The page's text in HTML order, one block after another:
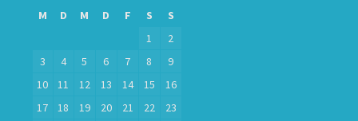
M
D M D F S
S
1
2
3
4 5 6 7 8
9
10
11 12 13 14 15
16
17
18 19 20 21 22
23